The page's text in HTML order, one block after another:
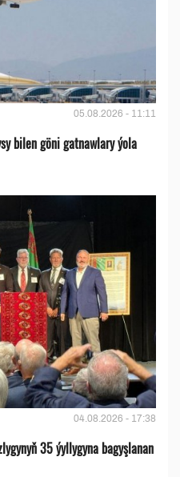
05.08.2026 - 11:11
bilen göni gatnawlary ýola
04.08.2026 - 17:38
35 ýyllygyna bagyşlanan